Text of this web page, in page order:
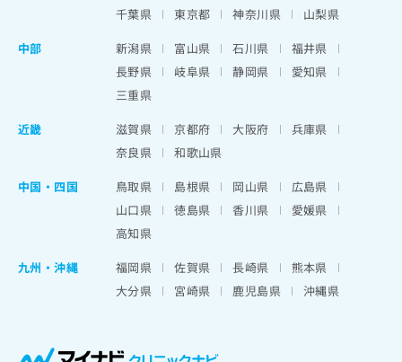
千葉県
東京都 神奈川県
山梨県
中部
新潟県 富山県 石川県
福井県
長野県
岐阜県 静岡県
愛知県
三重県
近畿
滋賀県 京都府 大阪府
兵庫県
奈良県
和歌山県
中国・四国
鳥取県 島根県 岡山県
広島県
山口県
徳島県 香川県
愛媛県
高知県
九州・沖縄
福岡県 佐賀県 長崎県
熊本県
大分県
宮崎県 鹿児島県 沖縄県